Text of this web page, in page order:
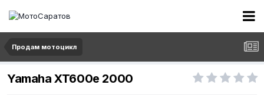
Продам мотоцикл
Yamaha XT600e 2000